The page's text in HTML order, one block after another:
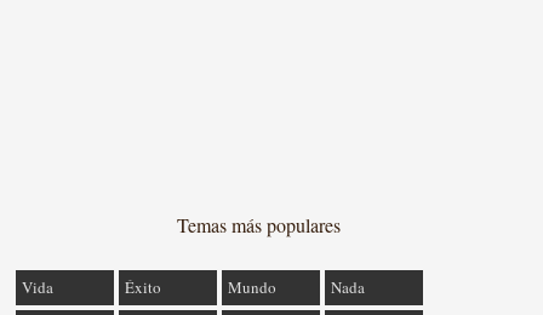
Temas más populares
Vida Éxito Mundo
Nada